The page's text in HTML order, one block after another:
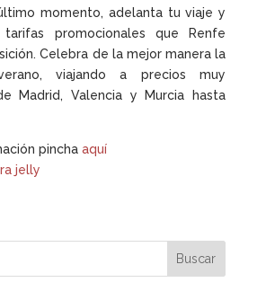
momento, adelanta tu viaje y
tarifas promocionales que Renfe
Celebra de la mejor manera la
viajando a precios muy
Madrid, Valencia y Murcia hasta
pincha aquí
jelly
Buscar